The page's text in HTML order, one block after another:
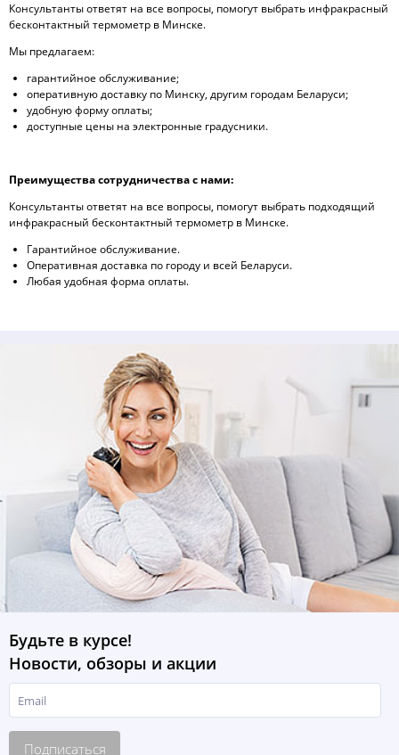
Консультанты ответят на все вопросы, помогут выбрать инфракрасный
бесконтактный термометр в Минске.
Мы предлагаем:
гарантийное обслуживание;
оперативную доставку по Минску, другим городам Беларуси;
удобную форму оплаты;
доступные цены на электронные градусники.
Преимущества сотрудничества с нами:
Консультанты ответят на все вопросы, помогут выбрать подходящий
инфракрасный бесконтактный термометр в Минске.
Гарантийное обслуживание.
Оперативная доставка по городу и всей Беларуси.
Любая удобная форма оплаты.
Будьте в курсе!
Новости, обзоры и акции
Подписаться